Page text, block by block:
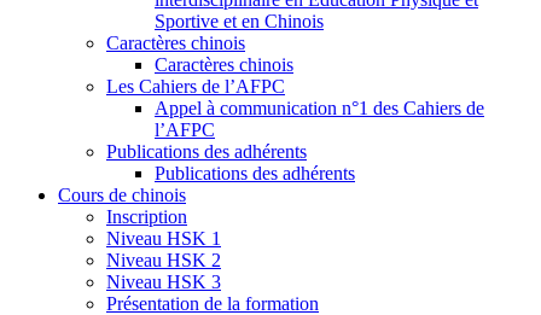
Sportive et en Chinois
Caractères chinois
Caractères chinois
Les Cahiers de l’AFPC
Appel à communication n°1 des Cahiers de
l’AFPC
Publications des adhérents
Publications des adhérents
Cours de chinois
Inscription
Niveau HSK 1
Niveau HSK 2
Niveau HSK 3
Présentation de la formation